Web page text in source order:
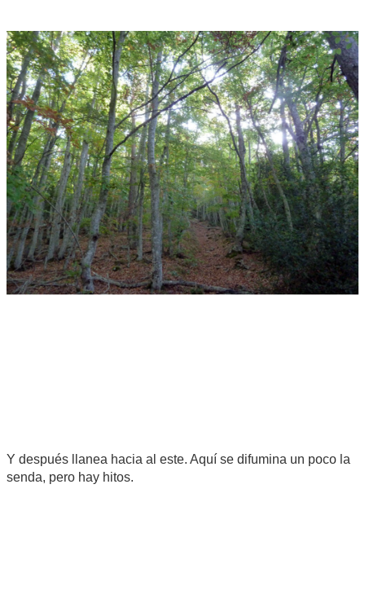
Y después llanea hacia al este. Aquí se difumina un poco la
senda, pero hay hitos.